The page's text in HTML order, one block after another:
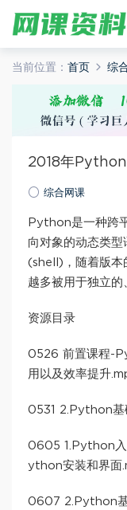
当前位置： 首页 综
2018年Python
综合网课
Python是一种跨
向对象的动态类
(shell)，随着版本
越多被用于独立的
资源目录
0526 前置课程-
用以及效率提升
0531 2.Python基
0605 1.Python
ython安装和界面
0607 2.Python